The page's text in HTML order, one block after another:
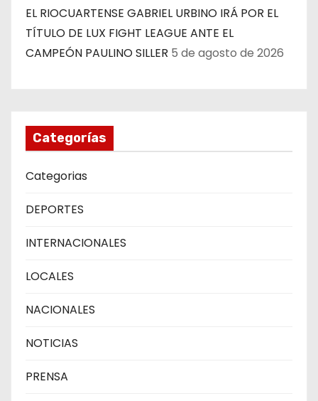
EL RIOCUARTENSE GABRIEL URBINO IRÁ POR EL
TÍTULO DE LUX FIGHT LEAGUE ANTE EL
CAMPEÓN PAULINO SILLER 5 de agosto de 2026
Categorías
Categorias
DEPORTES
INTERNACIONALES
LOCALES
NACIONALES
NOTICIAS
PRENSA